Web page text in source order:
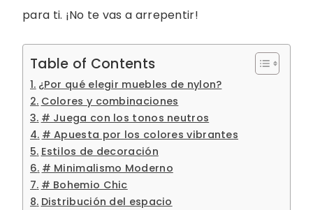
para ti. ¡No te vas a arrepentir!
Table of Contents
¿Por qué elegir muebles de nylon?
Colores y combinaciones
# Juega con los tonos neutros
# Apuesta por los colores vibrantes
Estilos de decoración
# Minimalismo Moderno
# Bohemio Chic
Distribución del espacio